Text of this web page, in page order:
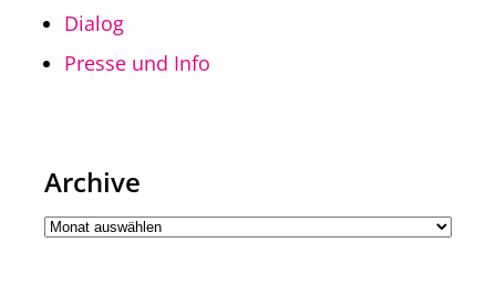
Dialog
Presse und Info
Archive